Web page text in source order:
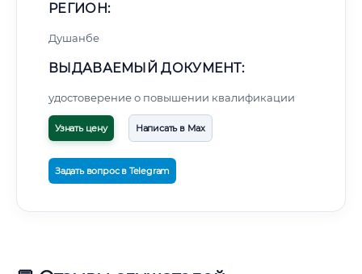
РЕГИОН:
Душанбе
ВЫДАВАЕМЫЙ ДОКУМЕНТ:
удостоверение о повышении квалификации
Узнать цену Написать в Max
Задать вопрос в Telegram